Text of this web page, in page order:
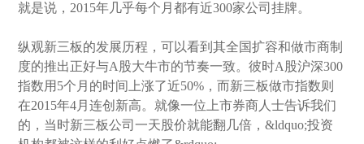
就是说，2015年几乎每个月都有近300家公司挂牌。
纵观新三板的发展历程，可以看到其全国扩容和做市商制
度的推出正好与A股大牛市的节奏一致。彼时A股沪深300
指数用5个月的时间上涨了近50%，而新三板做市指数则
在2015年4月连创新高。就像一位上市券商人士告诉我们
的，当时新三板公司一天股价就能翻几倍，&ldquo;投资